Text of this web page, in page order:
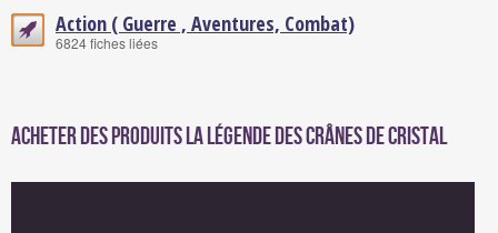
Action ( Guerre , Aventures, Combat)
6824 fiches liées
Acheter des produits La légende des crânes de cristal